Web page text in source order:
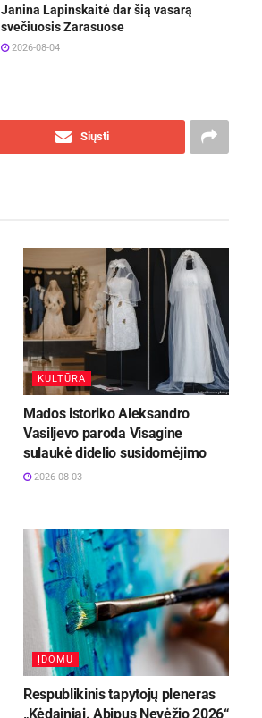
Janina Lapinskaitė dar šią vasarą
svečiuosis Zarasuose
2026-08-04
Siųsti
KULTŪRA
Mados istoriko Aleksandro
Vasiljevo paroda Visagine
sulaukė didelio susidomėjimo
2026-08-03
ĮDOMU
Respublikinis tapytojų pleneras
„Kėdainiai. Abipus Nevėžio 2026“